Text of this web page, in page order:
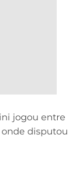
jogou entre
onde disputou